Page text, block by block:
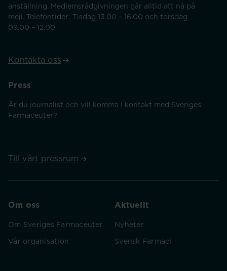
anställning. Medlemsrådgivningen går alltid att nå på
mejl. Telefontider: Tisdag 13.00 – 16.00 och torsdag
09.00 – 12.00
Kontakta oss
Press
Är du journalist och vill komma i kontakt med Sveriges
Farmaceuter?
Till vårt pressrum
Om oss
Om Sveriges Farmaceuter
Vår organisation
Aktuellt
Nyheter
Svensk Farmaci